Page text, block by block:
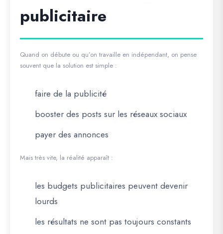
publicitaire
Quand on débute ou qu’on travaille en indépendant, on pense
souvent que la solution est simple :
faire de la publicité
booster des posts sur les réseaux sociaux
payer des annonces
Mais très vite, la réalité apparaît :
les budgets publicitaires peuvent devenir
lourds
les résultats ne sont pas toujours constants